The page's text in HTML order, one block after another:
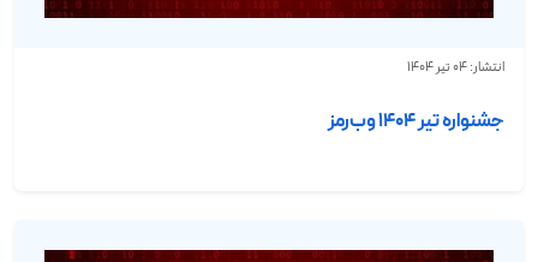
انتشار: 04 تیر 1404
جشنواره تیر ۱۴۰۴ وب‌رمز